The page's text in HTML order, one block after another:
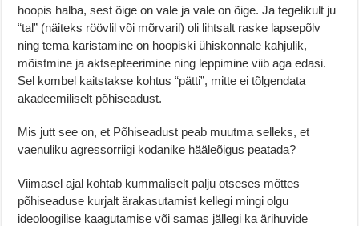
hoopis halba, sest õige on vale ja vale on õige. Ja tegelikult ju
“tal” (näiteks röövlil või mõrvaril) oli lihtsalt raske lapsepõlv
ning tema karistamine on hoopiski ühiskonnale kahjulik,
mõistmine ja aktsepteerimine ning leppimine viib aga edasi.
Sel kombel kaitstakse kohtus “pätti”, mitte ei tõlgendata
akadeemiliselt põhiseadust.
Mis jutt see on, et Põhiseadust peab muutma selleks, et
vaenuliku agressorriigi kodanike hääleõigus peatada?
Viimasel ajal kohtab kummaliselt palju otseses mõttes
põhiseaduse kurjalt ärakasutamist kellegi mingi olgu
ideoloogilise kaagutamise või samas jällegi ka ärihuvide